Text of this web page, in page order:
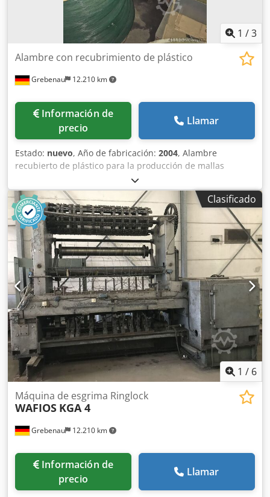
1 /3
Grebenau 12.210 km
Alambre con recubrimiento de plástico
Información de
precio
Llamar
Estado: nuevo, Año de fabricación: 2004, Alambre
recubierto de plástico para la producción de mallas
cuadradas en bobinas tipo roseta: alambre verde con
diámetros: 2,3 mm - 2,8 mm - 3,8 mm alambre gris con
diámetros: 2,5 mm - 2,8 mm - 4,2 mm Djdpfxsx Ruhks Ag
Tskr
Clasificado
1 / 6
Grebenau 12.210 km
Máquina de esgrima Ringlock
WAFIOS KGA 4
Información de
precio
Llamar